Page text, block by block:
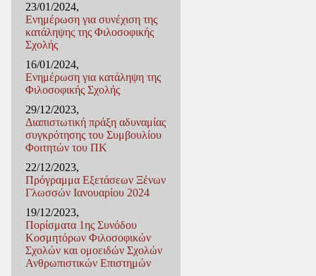
23/01/2024,
Ενημέρωση για συνέχιση της
κατάληψης της Φιλοσοφικής
Σχολής
16/01/2024,
Ενημέρωση για κατάληψη της
Φιλοσοφικής Σχολής
29/12/2023,
Διαπιστωτική πράξη αδυναμίας
συγκρότησης του Συμβουλίου
Φοιτητών του ΠΚ
22/12/2023,
Πρόγραμμα Εξετάσεων Ξένων
Γλωσσών Ιανουαρίου 2024
19/12/2023,
Πορίσματα 1ης Συνόδου
Κοσμητόρων Φιλοσοφικών
Σχολών και ομοειδών Σχολών
Ανθρωπιστικών Επιστημών